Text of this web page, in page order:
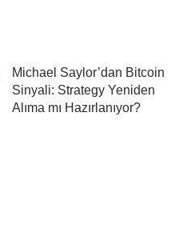
Michael Saylor’dan Bitcoin
Sinyali: Strategy Yeniden
Alıma mı Hazırlanıyor?